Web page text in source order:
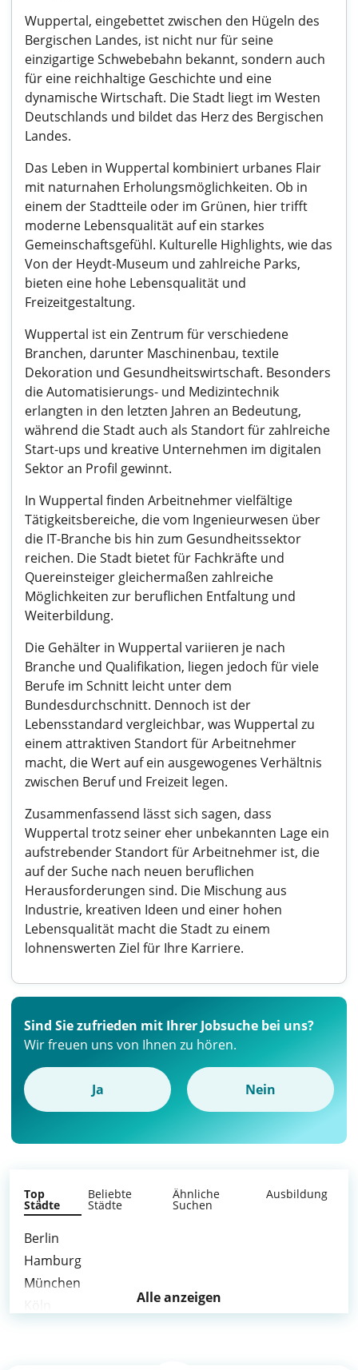
Wuppertal, eingebettet zwischen den Hügeln des
Bergischen Landes, ist nicht nur für seine
einzigartige Schwebebahn bekannt, sondern auch
für eine reichhaltige Geschichte und eine
dynamische Wirtschaft. Die Stadt liegt im Westen
Deutschlands und bildet das Herz des Bergischen
Landes.
Das Leben in Wuppertal kombiniert urbanes Flair
mit naturnahen Erholungsmöglichkeiten. Ob in
einem der Stadtteile oder im Grünen, hier trifft
moderne Lebensqualität auf ein starkes
Gemeinschaftsgefühl. Kulturelle Highlights, wie das
Von der Heydt-Museum und zahlreiche Parks,
bieten eine hohe Lebensqualität und
Freizeitgestaltung.
Wuppertal ist ein Zentrum für verschiedene
Branchen, darunter Maschinenbau, textile
Dekoration und Gesundheitswirtschaft. Besonders
die Automatisierungs- und Medizintechnik
erlangten in den letzten Jahren an Bedeutung,
während die Stadt auch als Standort für zahlreiche
Start-ups und kreative Unternehmen im digitalen
Sektor an Profil gewinnt.
In Wuppertal finden Arbeitnehmer vielfältige
Tätigkeitsbereiche, die vom Ingenieurwesen über
die IT-Branche bis hin zum Gesundheitssektor
reichen. Die Stadt bietet für Fachkräfte und
Quereinsteiger gleichermaßen zahlreiche
Möglichkeiten zur beruflichen Entfaltung und
Weiterbildung.
Die Gehälter in Wuppertal variieren je nach
Branche und Qualifikation, liegen jedoch für viele
Berufe im Schnitt leicht unter dem
Bundesdurchschnitt. Dennoch ist der
Lebensstandard vergleichbar, was Wuppertal zu
einem attraktiven Standort für Arbeitnehmer
macht, die Wert auf ein ausgewogenes Verhältnis
zwischen Beruf und Freizeit legen.
Zusammenfassend lässt sich sagen, dass
Wuppertal trotz seiner eher unbekannten Lage ein
aufstrebender Standort für Arbeitnehmer ist, die
auf der Suche nach neuen beruflichen
Herausforderungen sind. Die Mischung aus
Industrie, kreativen Ideen und einer hohen
Lebensqualität macht die Stadt zu einem
lohnenswerten Ziel für Ihre Karriere.
Sind Sie zufrieden mit Ihrer Jobsuche bei uns?
Wir freuen uns von Ihnen zu hören.
Ja Nein
Top
Städte
Beliebte
Städte
Ähnliche
Suchen
Ausbildung
Berlin
Hamburg
München
Alle anzeigen